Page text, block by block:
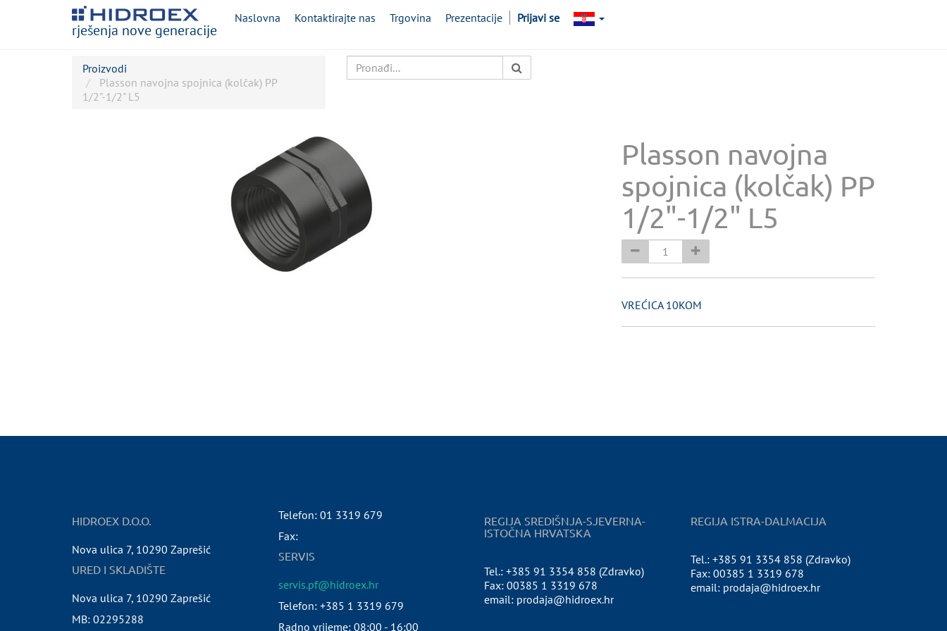
rješenja nove generacije
Naslovna Kontaktirajte nas Trgovina Prezentacije Prijavi se
Proizvodi
Plasson navojna spojnica (kolčak) PP
1/2"-1/2" L5
Plasson navojna
spojnica (kolčak) PP
1/2"-1/2" L5
VREĆICA 10KOM
HIDROEX D.O.O.
Nova ulica 7, 10290 Zaprešić
URED I SKLADIŠTE
Nova ulica 7, 10290 Zaprešić
MB: 02295288
Telefon: 01 3319 679
Fax:
SERVIS
servis.pf@hidroex.hr
Telefon: +385 1 3319 679
Radno vrijeme: 08:00 - 16:00
REGIJA SREDIŠNJA-SJEVERNA-
ISTOČNA HRVATSKA
Tel.: +385 91 3354 858 (Zdravko)
Fax: 00385 1 3319 678
email: prodaja@hidroex.hr
REGIJA ISTRA-DALMACIJA
Tel.: +385 91 3354 858 (Zdravko)
Fax: 00385 1 3319 678
email: prodaja@hidroex.hr